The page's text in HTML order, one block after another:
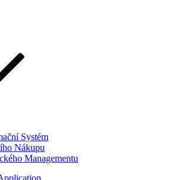
Systém
Nákupu
Managementu